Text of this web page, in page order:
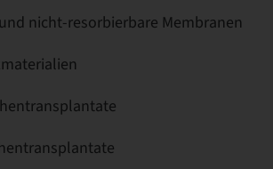
nicht-resorbierbare Membranen